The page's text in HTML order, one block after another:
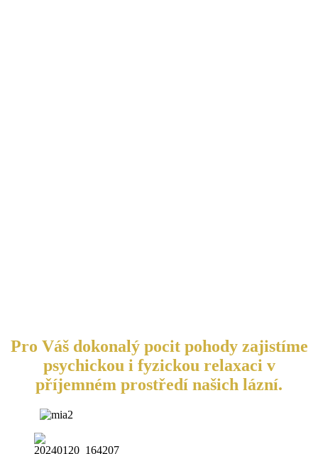
Pro Váš dokonalý pocit pohody zajistíme
psychickou i fyzickou relaxaci v
příjemném prostředí našich lázní.